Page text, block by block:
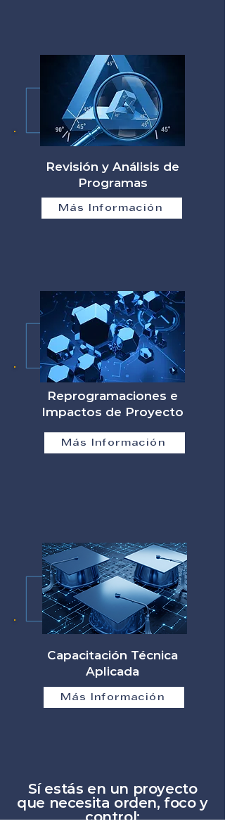
Revisión y Análisis de
Programas
Más Información
Reprogramaciones e
Impactos de Proyecto
Más Información
Capacitación Técnica
Aplicada
Más Información
Sí estás en un proyecto
que necesita orden, foco y
control: